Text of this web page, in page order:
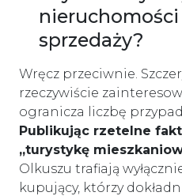
sprzedaży?
Wręcz przeciwnie.
rzeczywiście
ogranicza liczbę
Publikując rzetelne
„turystykę
Olkuszu trafiają
kupujący, którzy